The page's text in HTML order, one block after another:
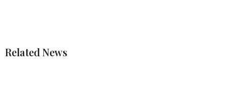
Related News